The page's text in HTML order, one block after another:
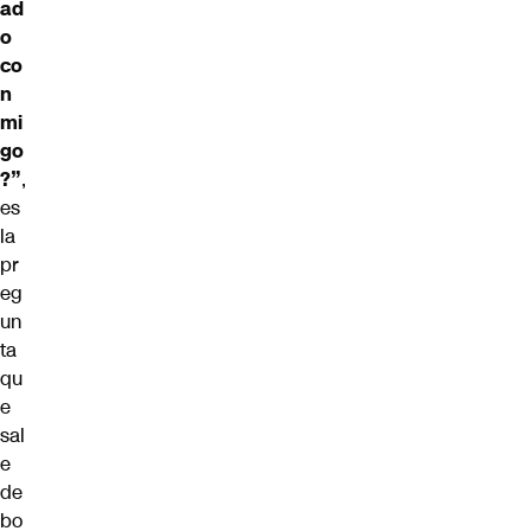
ad
o
co
n
mi
go
?”,
es
la
pr
eg
un
ta
qu
e
sal
e
de
bo